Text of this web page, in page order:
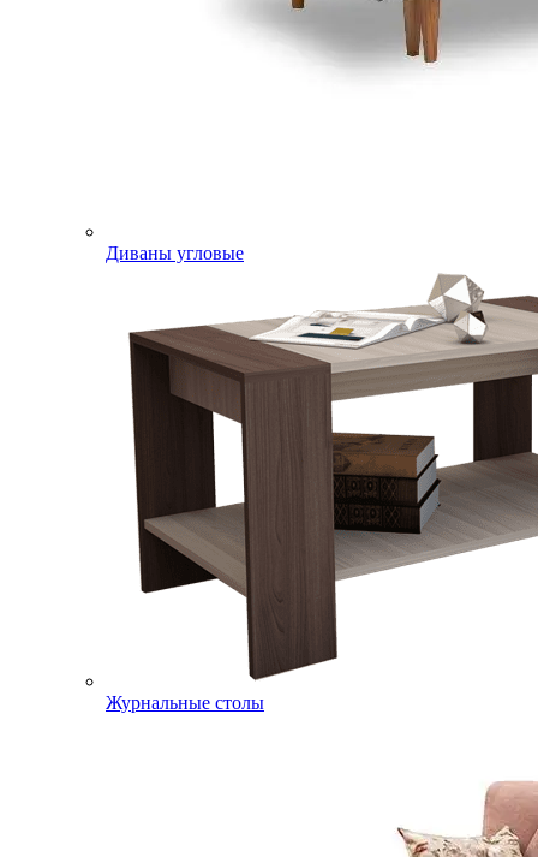
Диваны угловые
Журнальные столы